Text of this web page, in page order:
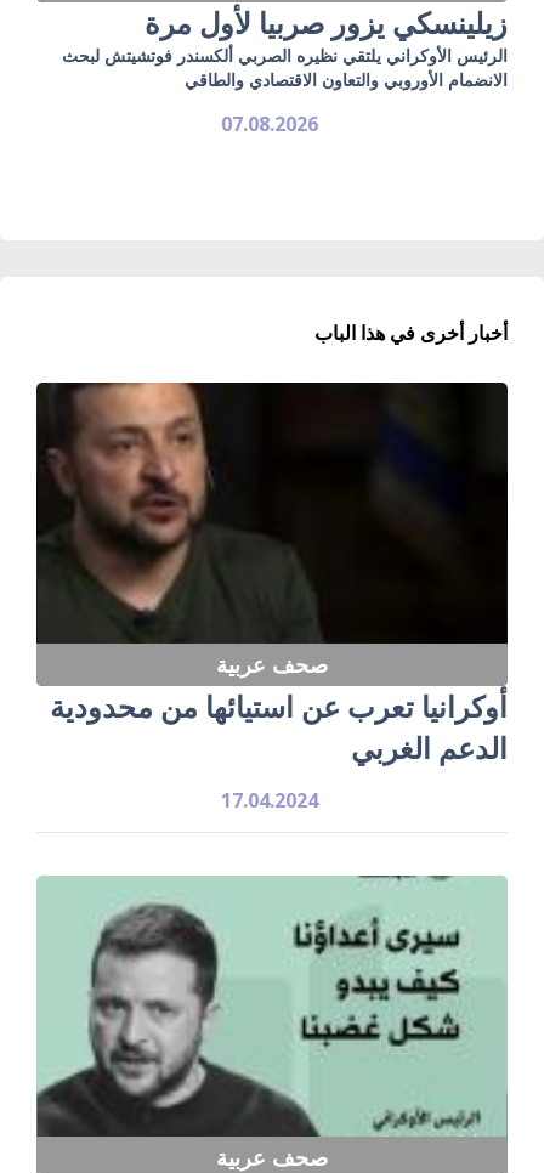
زيلينسكي يزور صربيا لأول مرة
الرئيس الأوكراني يلتقي نظيره الصربي ألكسندر فوتشيتش لبحث
الانضمام الأوروبي والتعاون الاقتصادي والطاقي
07.08.2026
أخبار أخرى في هذا الباب
صحف عربية
أوكرانيا تعرب عن استيائها من محدودية
الدعم الغربي
17.04.2024
صحف عربية